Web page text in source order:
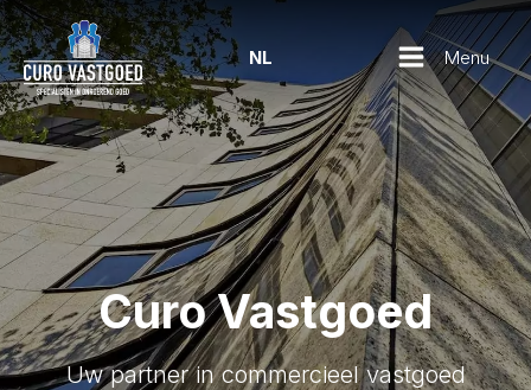
NL Menu
Curo Vastgoed
Uw partner in commercieel vastgoed